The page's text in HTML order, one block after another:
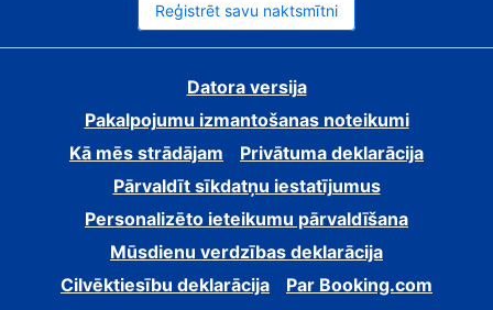
Reģistrēt savu naktsmītni
Datora versija
Pakalpojumu izmantošanas noteikumi
Kā mēs strādājam
Privātuma deklarācija
Pārvaldīt sīkdatņu iestatījumus
Personalizēto ieteikumu pārvaldīšana
Mūsdienu verdzības deklarācija
Cilvēktiesību deklarācija
Par Booking.com